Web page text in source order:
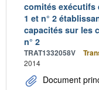
comités exécutifs
1 et n° 2
capacités sur les
n° 2
TRAT1332058V
2014
Document